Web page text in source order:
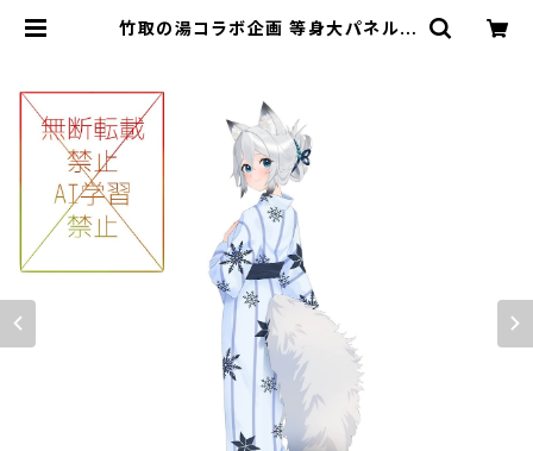
竹取の湯コラボ企画 等身大パネル |